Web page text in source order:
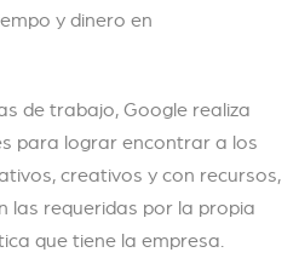
y dinero en
de trabajo, Google realiza
para lograr encontrar a los
creativos y con recursos,
las requeridas por la propia
que tiene la empresa.